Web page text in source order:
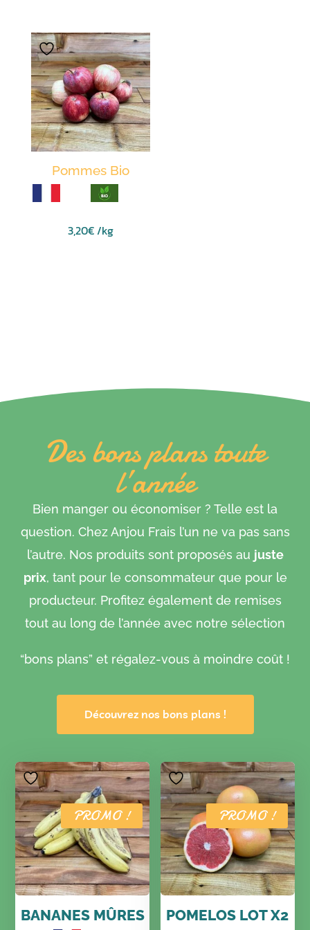
Pommes Bio
3,20€/kg
Des bons plans toute
l’année
Bien manger ou économiser ? Telle est la
question. Chez Anjou Frais l’un ne va pas sans
l’autre. Nos produits sont proposés au juste
prix, tant pour le consommateur que pour le
producteur. Profitez également de remises
tout au long de l’année avec notre sélection
“bons plans” et régalez-vous à moindre coût !
Découvrez nos bons plans !
PROMO !
BANANES MÛRES
PROMO !
POMELOS LOT X2